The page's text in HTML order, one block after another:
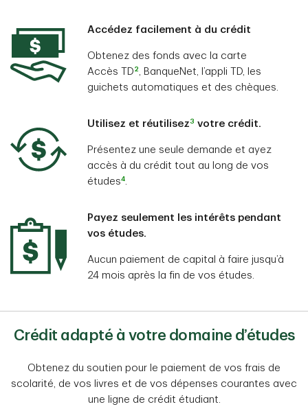
Accédez facilement à du crédit
Obtenez des fonds avec la carte
Accès TD 2 , BanqueNet, l’appli TD, les
guichets automatiques et des chèques.
Utilisez et réutilisez 3 votre crédit.
Présentez une seule demande et ayez
accès à du crédit tout au long de vos
études4.
Payez seulement les intérêts pendant
vos études.
Aucun paiement de capital à faire jusqu’à
24 mois après la fin de vos études.
Crédit adapté à votre domaine d’études
Obtenez du soutien pour le paiement de vos frais de
scolarité, de vos livres et de vos dépenses courantes avec
une ligne de crédit étudiant.